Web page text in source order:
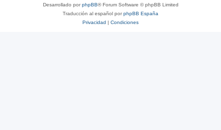
Desarrollado porphpBB® Forum Software © phpBB Limited
Traducción al español porphpBB España
Privacidad | Condiciones